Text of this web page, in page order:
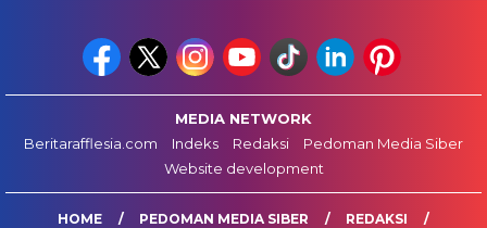
MEDIA NETWORK
Beritarafflesia.com
Indeks Redaksi
Pedoman Media Siber
Website development
HOME PEDOMAN MEDIA SIBER
REDAKSI